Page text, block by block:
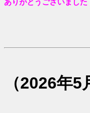
（2026年5